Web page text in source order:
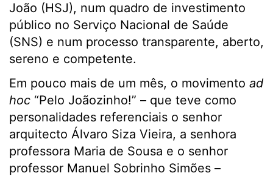
João (HSJ), num quadro de investimento
público no Serviço Nacional de Saúde
(SNS) e num processo transparente, aberto,
sereno e competente.
Em pouco mais de um mês, o movimento ad
hoc “Pelo Joãozinho!” – que teve como
personalidades referenciais o senhor
arquitecto Álvaro Siza Vieira, a senhora
professora Maria de Sousa e o senhor
professor Manuel Sobrinho Simões –